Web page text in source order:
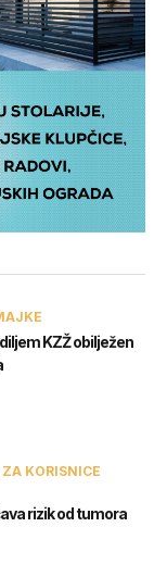
KZŽ obilježen
KORISNICE
rizik od tumora